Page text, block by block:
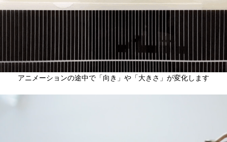
アニメーションの途中で「向き」や「大きさ」が変化します